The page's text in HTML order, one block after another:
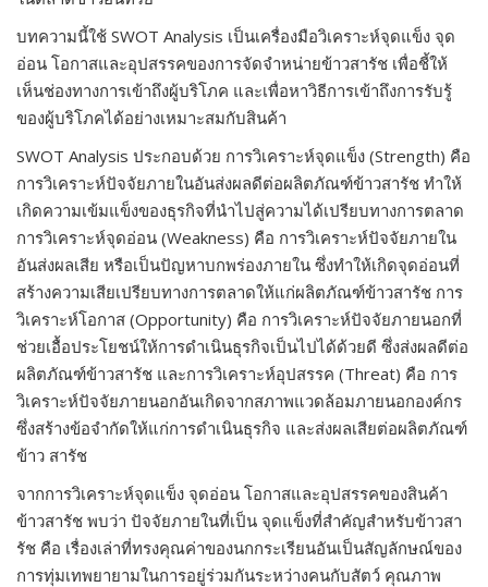
บทความนี้ใช้ SWOT Analysis เป็นเครื่องมือวิเคราะห์จุดแข็ง จุด
อ่อน โอกาสและอุปสรรคของการจัดจำหน่ายข้าวสารัช เพื่อชี้ให้
เห็นช่องทางการเข้าถึงผู้บริโภค และเพื่อหาวิธีการเข้าถึงการรับรู้
ของผู้บริโภคได้อย่างเหมาะสมกับสินค้า
SWOT Analysis ประกอบด้วย การวิเคราะห์จุดแข็ง (Strength) คือ
การวิเคราะห์ปัจจัยภายในอันส่งผลดีต่อผลิตภัณฑ์ข้าวสารัช ทำให้
เกิดความเข้มแข็งของธุรกิจที่นำไปสู่ความได้เปรียบทางการตลาด
การวิเคราะห์จุดอ่อน (Weakness) คือ การวิเคราะห์ปัจจัยภายใน
อันส่งผลเสีย หรือเป็นปัญหาบกพร่องภายใน ซึ่งทำให้เกิดจุดอ่อนที่
สร้างความเสียเปรียบทางการตลาดให้แก่ผลิตภัณฑ์ข้าวสารัช การ
วิเคราะห์โอกาส (Opportunity) คือ การวิเคราะห์ปัจจัยภายนอกที่
ช่วยเอื้อประโยชน์ให้การดำเนินธุรกิจเป็นไปได้ด้วยดี ซึ่งส่งผลดีต่อ
ผลิตภัณฑ์ข้าวสารัช และการวิเคราะห์อุปสรรค (Threat) คือ การ
วิเคราะห์ปัจจัยภายนอกอันเกิดจากสภาพแวดล้อมภายนอกองค์กร
ซึ่งสร้างข้อจำกัดให้แก่การดำเนินธุรกิจ และส่งผลเสียต่อผลิตภัณฑ์
ข้าว สารัช
จากการวิเคราะห์จุดแข็ง จุดอ่อน โอกาสและอุปสรรคของสินค้า
ข้าวสารัช พบว่า ปัจจัยภายในที่เป็น จุดแข็งที่สำคัญสำหรับข้าวสา
รัช คือ เรื่องเล่าที่ทรงคุณค่าของนกกระเรียนอันเป็นสัญลักษณ์ของ
การทุ่มเทพยายามในการอยู่ร่วมกันระหว่างคนกับสัตว์ คุณภาพ